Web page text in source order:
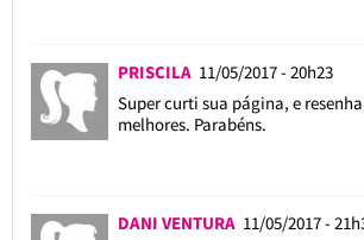
PRISCILA 11/05/2017 - 20h23
Super curti sua página, e
melhores. Parabéns.
DANI VENTURA 11/05/2017 -